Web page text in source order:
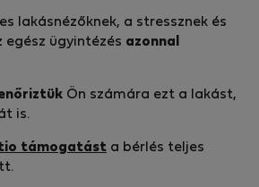
lakásnézőknek, a stressznek és
egész ügyintézés azonnal
Ön számára ezt a lakást,
is.
támogatást a bérlés teljes